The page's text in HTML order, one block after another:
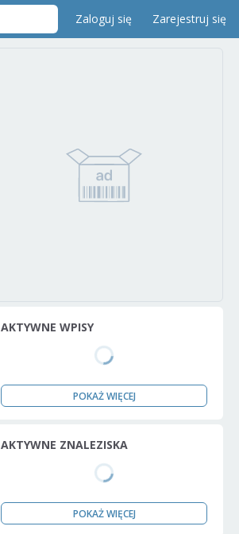
Zaloguj się Zarejestruj się
AKTYWNE WPISY
POKAŻ WIĘCEJ
AKTYWNE ZNALEZISKA
POKAŻ WIĘCEJ